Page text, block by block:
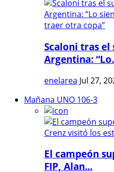
Scaloni tras el
Argentina:
enelarea Jul 27,
Mañana UNO 106-3
El campeón
FIP, Alan...